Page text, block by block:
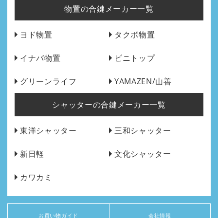
物置の合鍵メーカー一覧
ヨド物置 タクボ物置
イナバ物置 ビニトップ
グリーンライフ YAMAZEN/山善
シャッターの合鍵メーカー一覧
東洋シャッター 三和シャッター
新日軽 文化シャッター
カワカミ
お買い物ガイド 会社情報